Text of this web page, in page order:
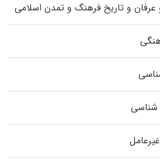
عرفان و تاریخ فرهنگ و تمدن اسلامی
شناسی